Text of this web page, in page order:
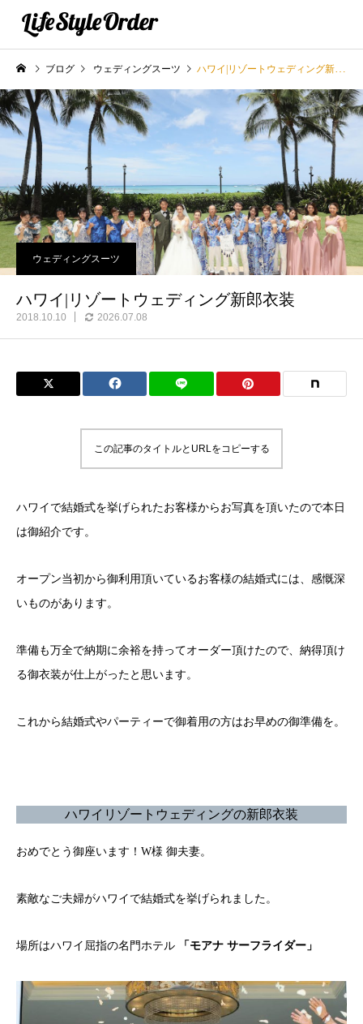
ブログ ウェディングスーツ ハワイ|リゾートウェディング新郎衣装
ウェディングスーツ
ハワイ|リゾートウェディング新郎衣装
2018.10.10 2026.07.08
この記事のタイトルとURLをコピーする
ハワイで結婚式を挙げられたお客様からお写真を頂いたので本日
は御紹介です。
オープン当初から御利用頂いているお客様の結婚式には、感慨深
いものがあります。
準備も万全で納期に余裕を持ってオーダー頂けたので、納得頂け
る御衣装が仕上がったと思います。
これから結婚式やパーティーで御着用の方はお早めの御準備を。
ハワイリゾートウェディングの新郎衣装
おめでとう御座います！W様 御夫妻。
素敵なご夫婦がハワイで結婚式を挙げられました。
場所はハワイ屈指の名門ホテル 「モアナ サーフライダー」